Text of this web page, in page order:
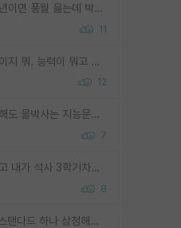
서당개 개 ㅅㄲ도 3년이면 풍월 읊는데 박사 5년 이상 대리고 있으면서 물된건 교수 탓 맞는ㄱ게 거기가 서당이 아니란 소리임
11
능력없는박사 란 말이지 뭐. 능력이 뭐고 능력이 있다는게 뭔지는 사람마다 기준이 다르니까 얘기해봐야 서로 자기 기준만 얘기해서 논쟁이 끝이 안나고. 주위에서 능력있고 야심있는 신입생이 교수가 유의미한 피드백을 아예 안주면서 제대로된 과제에 참여해볼 기회도 제공하지 않고 잡일 뺑뺑이만 돌려서 맨날 단순작업만 하면서 밤새다가 눈빛이 점점 죽어가는걸 본 사람은 물박사는 교수탓이라고 하고, 교수는 이것저것 알려도 주고 기회도 주고 사수 동기 붙여주면서 어떻게든 끌고가려고 하는데 본인이 매일 뺀질거리면서 출근 하는둥마는둥 하다가 기껏 와서도 폰이나 쳐다보다가 실험 망치고 저녁약속있어서 먼저 가볼게요~ 하는걸 본 사람은 물박사는 본인탓이라고 함.
12
교수가 아무리 방치해도 물박사는 지능문제고 본인 의지 문제임. 만물 교수탓 하는 애들이 이상한거임.
7
가지마라. 신생랩이고 내가 석사 3학기차인데 최고참인데 나도 아무것도 모르는데 교수가 후배들 왜 논문 교육 안시키냐. 논문 왜 안 써오냐 닦달한다
8
ML 대부분이 골드 스탠다드 하나 상정해놓고 (벤치마크 데이터셋이 여러 개면 여러 개 상정) 그거 얼마나 잘 맞추나 싸움임 가끔 번뜩이는 설계 철학을 보여주는 논문들도 있지만 대부분 그거 성적 얼마나 더 올리느라에 혈안이 되어 있는 측면이 잇음